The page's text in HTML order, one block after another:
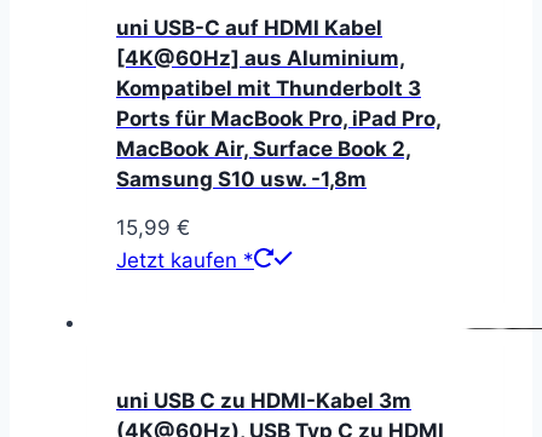
uni USB-C auf HDMI Kabel
[4K@60Hz] aus Aluminium,
Kompatibel mit Thunderbolt 3
Ports für MacBook Pro, iPad Pro,
MacBook Air, Surface Book 2,
Samsung S10 usw. -1,8m
15,99 €
Jetzt kaufen *
uni USB C zu HDMI-Kabel 3m
(4K@60Hz), USB Typ C zu HDMI